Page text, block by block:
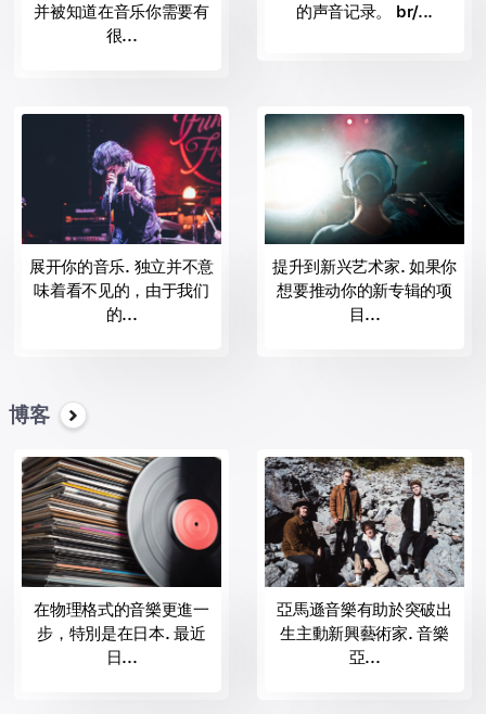
必要的记录；
<他们>疯狂的记录；
傻瓜记录
遗留记录
的大师百老汇;
部录音。
纪念碑的记录，OKeh;
马球球场音乐
的肖像，RCA灵感；
新加坡青年华乐团的音乐
真实的记录。
大量的新兴艺术家和建立星，音乐之声的记录工作中的协同作用带
有签名的景观中的音乐行业包括Sony音乐，普遍的乐团和代音乐
组，提供艺术家和音乐专业人员，结果，和整合最高的质量和信
br/> 在意大利的艺术家中最着名的是Lorenzo Jovanotti，阿德里亚诺
Celentano，瓦斯科罗西、克劳迪奥*巴利奥尼,Tiziano Ferro，安德
并被知道在音乐你需要有
很...
的声音记录。 br/...
展开你的音乐. 独立并不意
味着看不见的，由于我们
的...
提升到新兴艺术家. 如果你
想要推动你的新专辑的项
目...
博客
在物理格式的音樂更進一
步，特別是在日本. 最近
日...
亞馬遜音樂有助於突破出
生主動新興藝術家. 音樂
亞...